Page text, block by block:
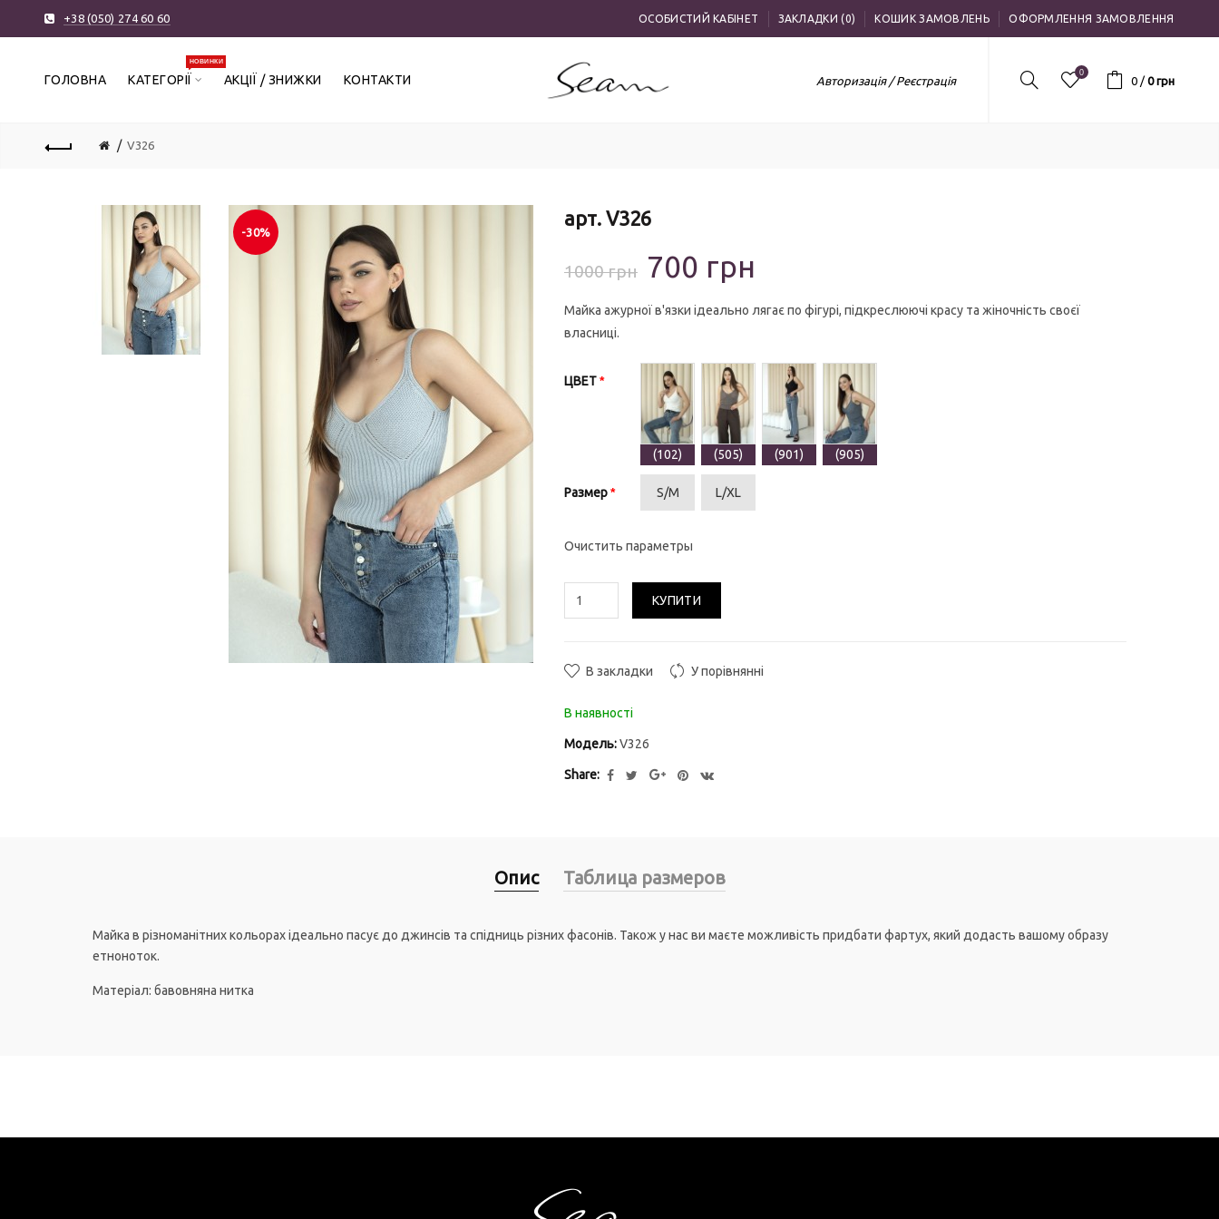
+38 (050) 274 60 60 ОСОБИСТИЙ КАБІНЕТ ЗАКЛАДКИ (0) КОШИК ЗАМОВЛЕНЬ ОФОРМЛЕННЯ ЗАМОВЛЕННЯ
ГОЛОВНА КАТЕГОРІЇ
НОВИНКИ
АКЦІЇ / ЗНИЖКИ КОНТАКТИ Авторизація / Реєстрація
0
0 / 0 грн
V326
-30%
арт. V326
1000 грн 700 грн
Майка ажурної в'язки ідеально лягає по фігурі, підкреслюючі красу та жіночність своєї
власниці.
ЦВЕТ
(102) (505) (901) (905)
Размер S/M L/XL
Очистить параметры
КУПИТИ
В закладки У порівнянні
В наявності
Модель:V326
Share:
Опис Таблица размеров
Майка в різноманітних кольорах ідеально пасує до джинсів та спідниць різних фасонів. Також у нас ви маєте можливість придбати фартух, який додасть вашому образу
етноноток.
Матеріал: бавовняна нитка